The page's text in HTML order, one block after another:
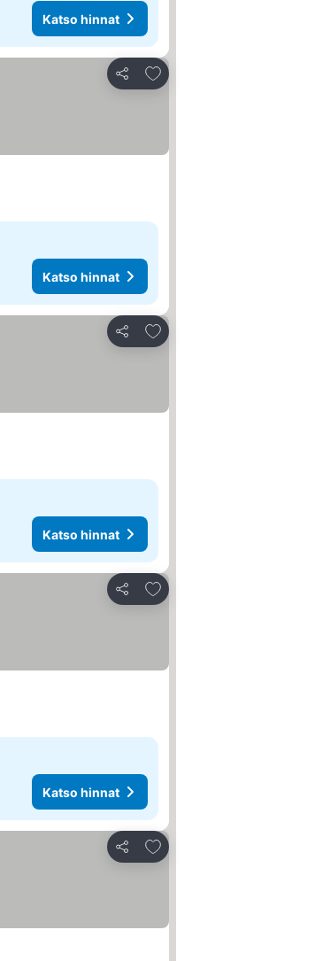
Katso hinnat
Jaa
Lisää suosikkeihin
Katso hinnat
Jaa
Lisää suosikkeihin
Katso hinnat
Jaa
Lisää suosikkeihin
Katso hinnat
Jaa
Lisää suosikkeihin